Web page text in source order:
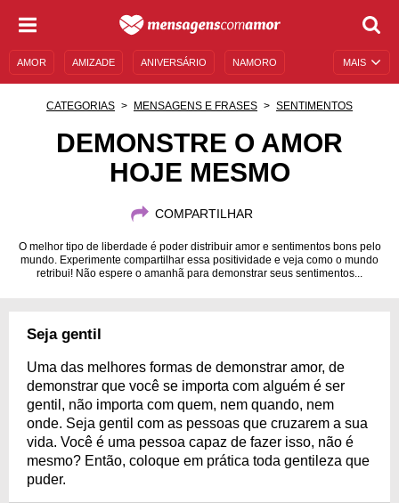
MAIS
AMOR AMIZADE ANIVERSÁRIO NAMORO
MENSAGENS E FRASES MENSAGENS DE ANIVERSÁRIO
CATEGORIAS MENSAGENS E FRASES SENTIMENTOS
DEMONSTRE O AMOR
HOJE MESMO
COMPARTILHAR
O melhor tipo de liberdade é poder distribuir amor e sentimentos bons pelo
mundo. Experimente compartilhar essa positividade e veja como o mundo
retribui! Não espere o amanhã para demonstrar seus sentimentos...
Seja gentil
Uma das melhores formas de demonstrar amor, de
demonstrar que você se importa com alguém é ser
gentil, não importa com quem, nem quando, nem
onde. Seja gentil com as pessoas que cruzarem a sua
vida. Você é uma pessoa capaz de fazer isso, não é
mesmo? Então, coloque em prática toda gentileza que
puder.